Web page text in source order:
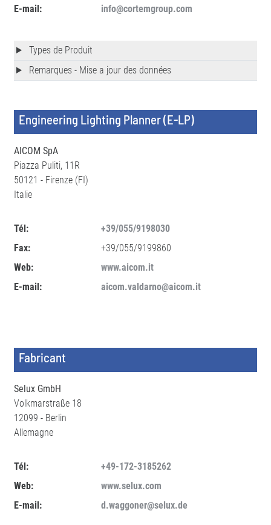
E-mail:
info@cortemgroup.com
Types de Produit
Remarques - Mise a jour des données
Engineering Lighting Planner (E-LP)
AICOM SpA
Piazza Puliti, 11R
50121 - Firenze (FI)
Italie
Tél:
+39/055/9198030
Fax:
+39/055/9199860
Web:
www.aicom.it
E-mail:
aicom.valdarno@aicom.it
Fabricant
Selux GmbH
Volkmarstraße 18
12099 - Berlin
Allemagne
Tél:
+49-172-3185262
Web:
www.selux.com
E-mail:
d.waggoner@selux.de